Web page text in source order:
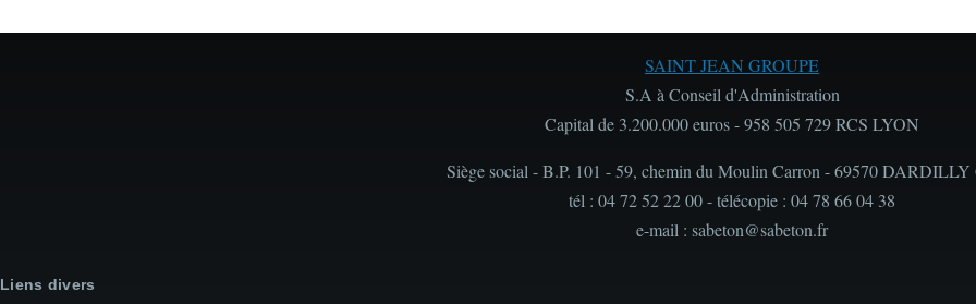
SAINT JEAN GROUPE
S.A à Conseil d'Administration
Capital de 3.200.000 euros - 958 505 729 RCS LYON
Siège social - B.P. 101 - 59, chemin du Moulin Carron - 69570 DARDILLY
tél : 04 72 52 22 00 - télécopie : 04 78 66 04 38
e-mail : sabeton@sabeton.fr
Liens divers